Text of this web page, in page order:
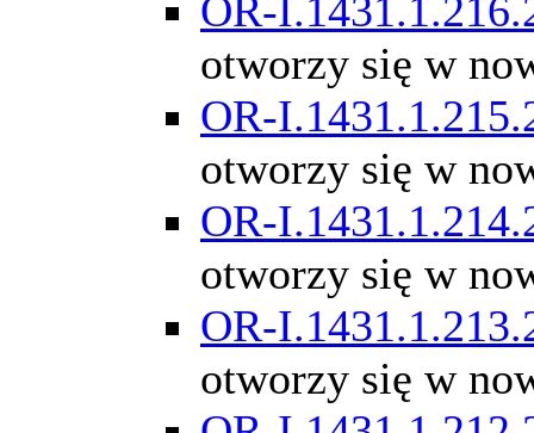
OR-
otworzy się w
OR-
otworzy się w
OR-
otworzy się w
OR-
otworzy się w